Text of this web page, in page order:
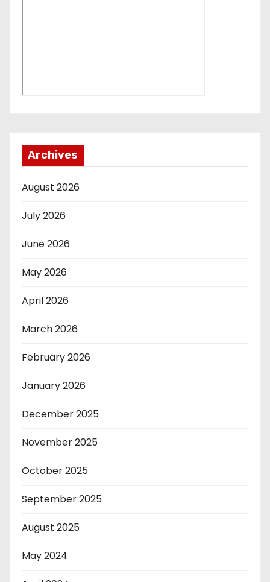
Archives
August 2026
July 2026
June 2026
May 2026
April 2026
March 2026
February 2026
January 2026
December 2025
November 2025
October 2025
September 2025
August 2025
May 2024